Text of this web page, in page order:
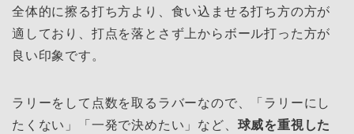
全体的に擦る打ち方より、食い込ませる打ち方の方が
適しており、打点を落とさず上からボール打った方が
良い印象です。
ラリーをして点数を取るラバーなので、「ラリーにし
たくない」「一発で決めたい」など、 球威を重視した